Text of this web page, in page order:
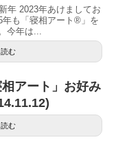
年 2023年あけましてお
も「寝相アート®︎」を
今年は...
む
アート」お好み
む